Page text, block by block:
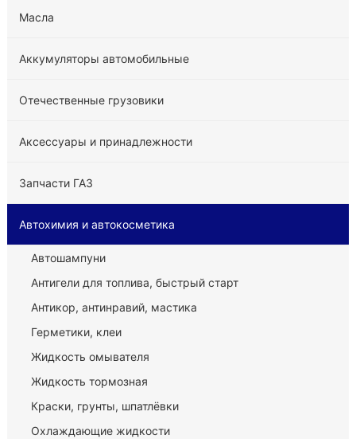
Масла
Аккумуляторы автомобильные
Отечественные грузовики
Аксессуары и принадлежности
Запчасти ГАЗ
Автохимия и автокосметика
Автошампуни
Антигели для топлива, быстрый старт
Антикор, антинравий, мастика
Герметики, клеи
Жидкость омывателя
Жидкость тормозная
Краски, грунты, шпатлёвки
Охлаждающие жидкости